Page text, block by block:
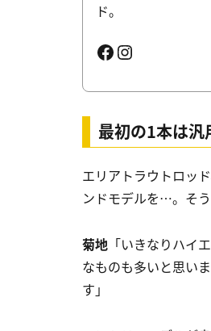
ド。
Facebook Instagram
最初の1本は汎
エリアトラウトロッ
ンドモデルを…。そう
菊地 「いきなりハイ
なものも多いと思い
す」